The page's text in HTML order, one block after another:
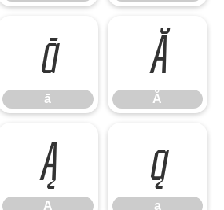
ā
ā
Ă
Ă
Ą
Ą
ą
ą